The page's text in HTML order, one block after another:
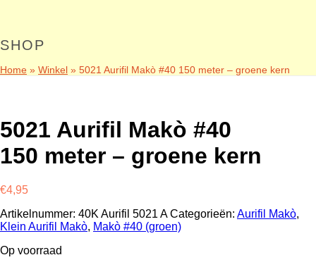
SHOP
Home » Winkel » 5021 Aurifil Makò #40 150 meter – groene kern
5021 Aurifil Makò #40
150 meter – groene kern
€4,95
Artikelnummer: 40K Aurifil 5021 A Categorieën: Aurifil Makò,
Klein Aurifil Makò, Makò #40 (groen)
Op voorraad